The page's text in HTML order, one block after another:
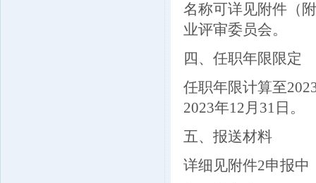
名称可详见附件（
业评审委员会。
四、任职年限限定
任职年限计算至
2023年12月31日。
五、报送材料
详细见附件2申报中